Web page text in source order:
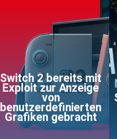
Switch 2 bereits mit
Exploit zur Anzeige
von
benutzerdefinierten
Grafiken gebracht